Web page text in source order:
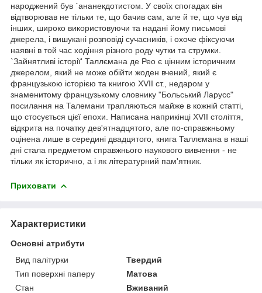
народжений був `ананекдотистом. У своїх спогадах він
відтворював не тільки те, що бачив сам, але й те, що чув від
інших, широко використовуючи та надані йому письмові
джерела, і вишукані розповіді сучасників, і охоче фіксуючи
наявні в той час ходіння різного роду чутки та струмки.
`Зайнятливі історії' Таллємана де Рео є цінним історичним
джерелом, який не може обійти жоден вчений, який є
французькою історією та книгою XVII ст., недаром у
знаменитому французькому словнику "Больський Ларусс"
посилання на Талемани трапляються майже в кожній статті,
що стосується цієї епохи. Написана наприкінці XVII століття,
відкрита на початку дев'ятнадцятого, але по-справжньому
оцінена лише в середині двадцятого, книга Таллємана в наші
дні стала предметом справжнього наукового вивчення - не
тільки як історично, а і як літературний пам'ятник.
Приховати
Характеристики
Основні атрибути
Вид палітурки
Твердий
Тип поверхні паперу
Матова
Стан
Вживаний